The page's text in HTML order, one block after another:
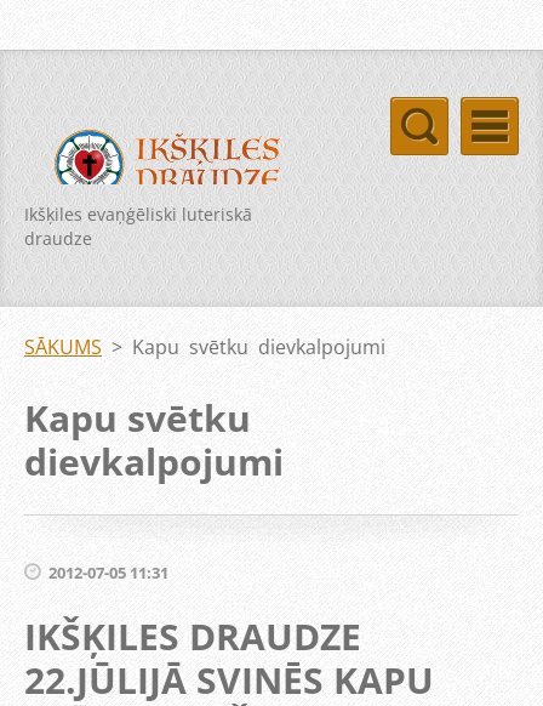
Ikšķiles evaņģēliski luteriskā
draudze
SĀKUMS > Kapu svētku dievkalpojumi
Kapu svētku
dievkalpojumi
2012-07-05 11:31
IKŠĶILES DRAUDZE
22.JŪLIJĀ SVINĒS KAPU